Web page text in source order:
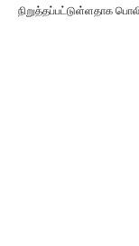
நிறுத்தப்பட்டுள்ளதாக